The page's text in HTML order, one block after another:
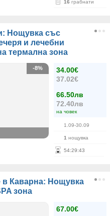
16 грабнати
Нощувка със
и лечебни
термална зона
34.00€
37.02€
66.50лв
72.40лв
на човек
1.09-30.09
1 нощувка
54:29:42
-8%
в Каварна: Нощувка
зона
67.00€